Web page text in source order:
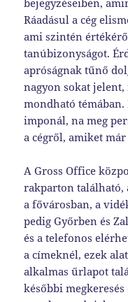
bejegyzéseiben,
Ráadásul a cég
ami szintén
tanúbizonyságot.
apróságnak tűnő
nagyon sokat
mondható
imponál, na meg
a cégről, amiket
A Gross Office
rakparton található,
a fővárosban, a
pedig Győrben és
és a telefonos
a címeknél, ezek
alkalmas űrlapot
későbbi